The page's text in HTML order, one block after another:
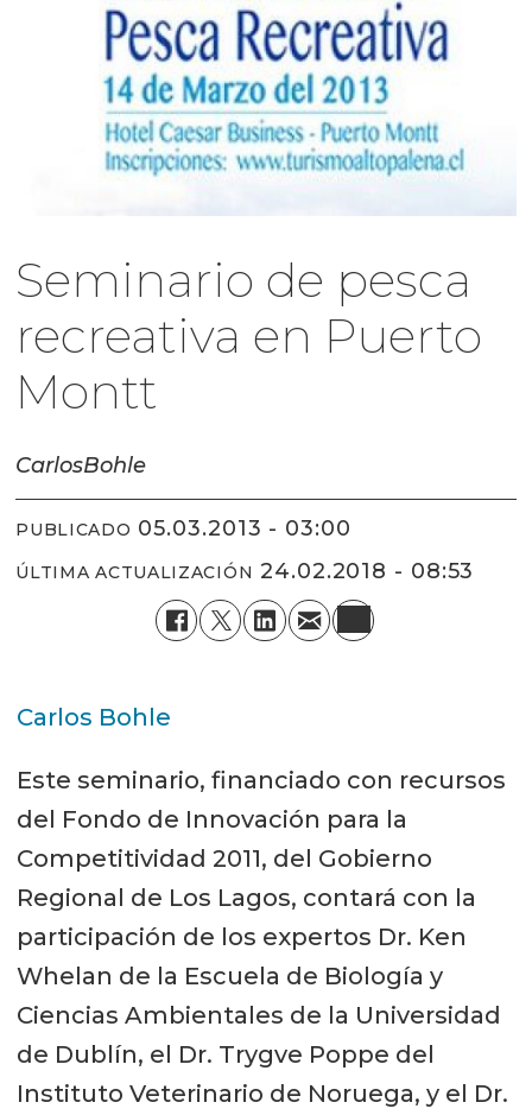
Seminario de pesca
recreativa en Puerto
Montt
CarlosBohle
PUBLICADO 05.03.2013 - 03:00
ÚLTIMA ACTUALIZACIÓN 24.02.2018 - 08:53
Carlos Bohle
Este seminario, financiado con recursos
del Fondo de Innovación para la
Competitividad 2011, del Gobierno
Regional de Los Lagos, contará con la
participación de los expertos Dr. Ken
Whelan de la Escuela de Biología y
Ciencias Ambientales de la Universidad
de Dublín, el Dr. Trygve Poppe del
Instituto Veterinario de Noruega, y el Dr.